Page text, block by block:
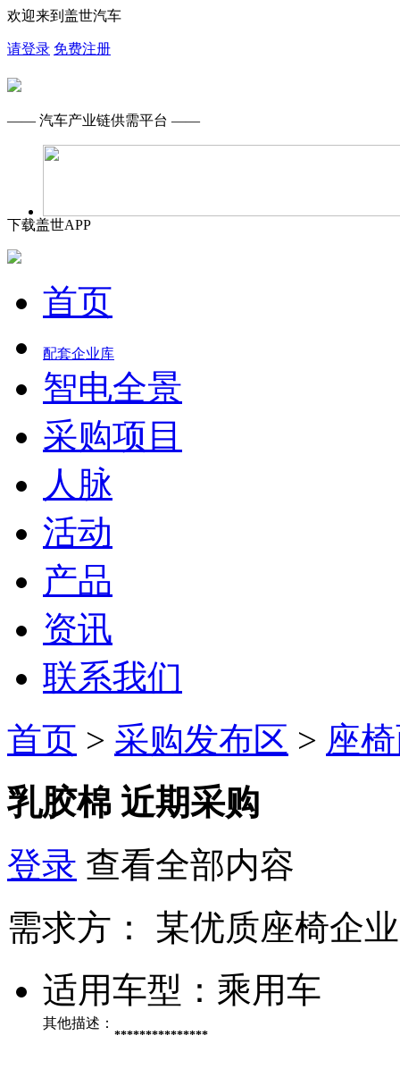
欢迎来到盖世汽车
请登录 免费注册
—— 汽车产业链供需平台 ——
下载盖世APP
首页
配套企业库
智电全景
采购项目
人脉
活动
产品
资讯
联系我们
首页 > 采购发布区 > 座
乳胶棉 近期采购
登录 查看全部内容
需求方：
某优质座椅企业
适用车型： 乘用车
其他描述：
***************